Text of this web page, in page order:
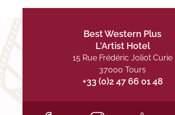
Best Western Plus
L'Artist Hotel
15 Rue Frédéric Joliot Curie
37000 Tours
+33 (0)2 47 66 01 48